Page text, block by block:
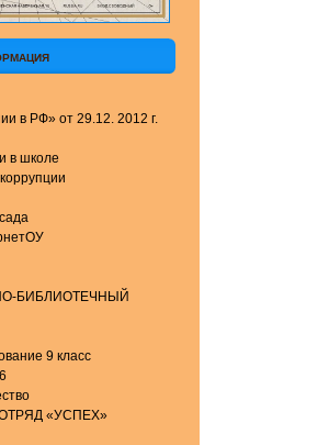
в РФ» от 29.12. 2012 г.
в школе
БИБЛИОТЕЧНЫЙ
9 класс
«УСПЕХ»